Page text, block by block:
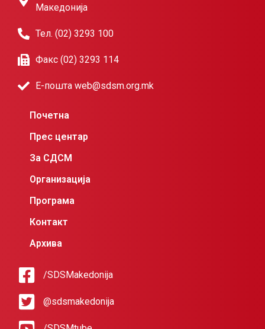
Македонија
Тел. (02) 3293 100
Факс (02) 3293 114
Е-пошта web@sdsm.org.mk
Почетна
Прес центар
За СДСМ
Организација
Програма
Контакт
Архива
/SDSMakedonija
@sdsmakedonija